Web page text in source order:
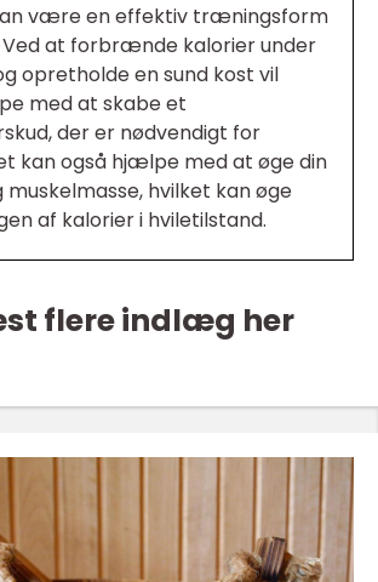
være en effektiv træningsform
at forbrænde kalorier under
opretholde en sund kost vil
med at skabe et
der er nødvendigt for
kan også hjælpe med at øge din
hvilket kan øge
af kalorier i hviletilstand.
flere indlæg her